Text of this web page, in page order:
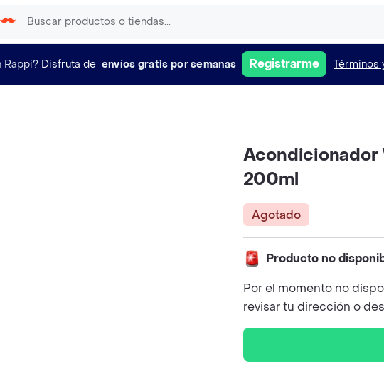
Rappi? Disfruta de envíos gratis por semanas Registrarme Términos
Acondicionador
200ml
Agotado
Producto no
Por el momento no
revisar tu dirección o